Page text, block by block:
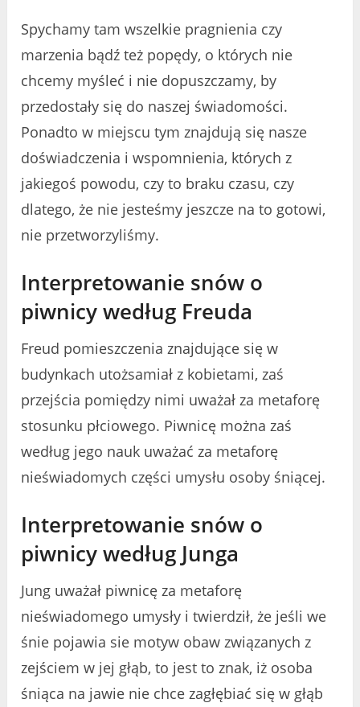
Spychamy tam wszelkie pragnienia czy
marzenia bądź też popędy, o których nie
chcemy myśleć i nie dopuszczamy, by
przedostały się do naszej świadomości.
Ponadto w miejscu tym znajdują się nasze
doświadczenia i wspomnienia, których z
jakiegoś powodu, czy to braku czasu, czy
dlatego, że nie jesteśmy jeszcze na to gotowi,
nie przetworzyliśmy.
Interpretowanie snów o
piwnicy według Freuda
Freud pomieszczenia znajdujące się w
budynkach utożsamiał z kobietami, zaś
przejścia pomiędzy nimi uważał za metaforę
stosunku płciowego. Piwnicę można zaś
według jego nauk uważać za metaforę
nieświadomych części umysłu osoby śniącej.
Interpretowanie snów o
piwnicy według Junga
Jung uważał piwnicę za metaforę
nieświadomego umysły i twierdził, że jeśli we
śnie pojawia sie motyw obaw związanych z
zejściem w jej głąb, to jest to znak, iż osoba
śniąca na jawie nie chce zagłębiać się w głąb